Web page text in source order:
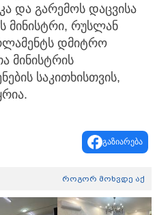
და გარემოს დაცვისა
მინისტრი, რუსლან
დმიტრო
მინისტრის
საკითხისთვის,
გაზიარება
როგორ მოხვდე აქ